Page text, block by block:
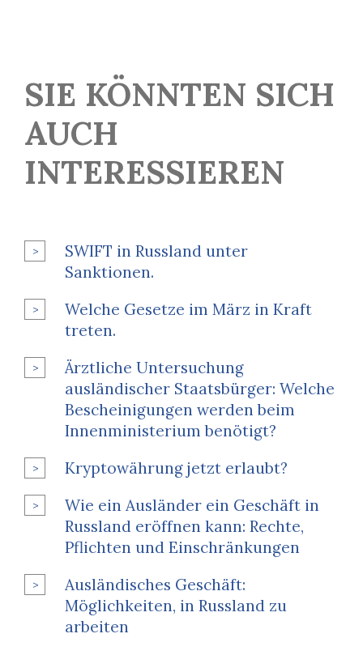
SIE KÖNNTEN SICH
AUCH
INTERESSIEREN
SWIFT in Russland unter
Sanktionen.
Welche Gesetze im März in Kraft
treten.
Ärztliche Untersuchung
ausländischer Staatsbürger: Welche
Bescheinigungen werden beim
Innenministerium benötigt?
Kryptowährung jetzt erlaubt?
Wie ein Ausländer ein Geschäft in
Russland eröffnen kann: Rechte,
Pflichten und Einschränkungen
Ausländisches Geschäft:
Möglichkeiten, in Russland zu
arbeiten